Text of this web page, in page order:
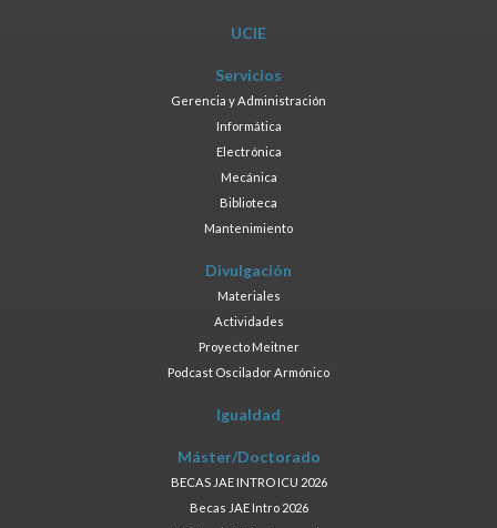
UCIE
Servicios
Gerencia y Administración
Informática
Electrónica
Mecánica
Biblioteca
Mantenimiento
Divulgación
Materiales
Actividades
Proyecto Meitner
Podcast Oscilador Armónico
Igualdad
Máster/Doctorado
BECAS JAE INTRO ICU 2026
Becas JAE Intro 2026